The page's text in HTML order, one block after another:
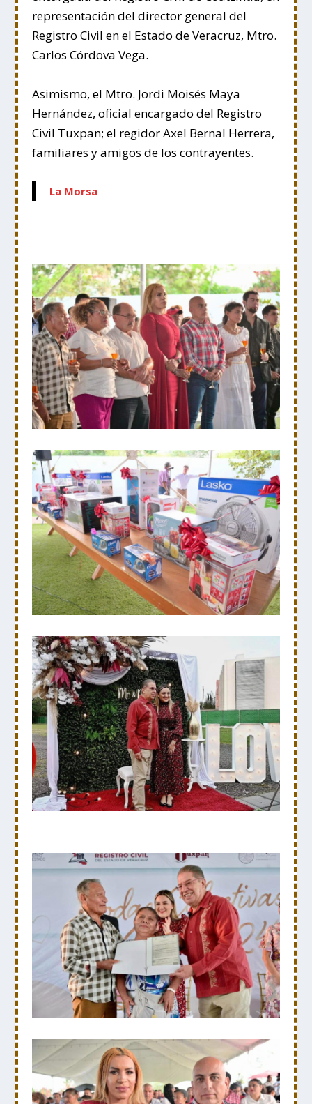
representación del director general del
Registro Civil en el Estado de Veracruz, Mtro.
Carlos Córdova Vega.
Asimismo, el Mtro. Jordi Moisés Maya
Hernández, oficial encargado del Registro
Civil Tuxpan; el regidor Axel Bernal Herrera,
familiares y amigos de los contrayentes.
La Morsa